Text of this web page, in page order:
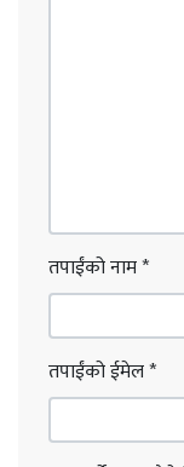
तपाईंको नाम*
तपाईंको ईमेल*